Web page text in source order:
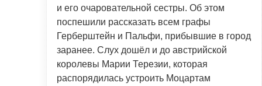
и его очаровательной сестры. Об этом
поспешили рассказать всем графы
Герберштейн и Пальфи, прибывшие в город
заранее. Слух дошёл и до австрийской
королевы Марии Терезии, которая
распорядилась устроить Моцартам